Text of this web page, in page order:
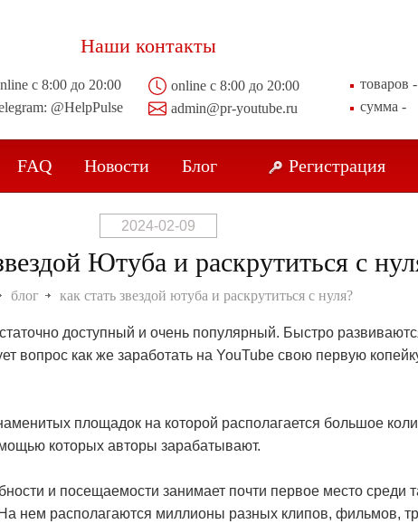
Наши контакты
с 8:00 до 20:00
@HelpPulse
online с 8:00 до 20:00
admin@pr-youtube.ru
товаров -
сумма -
FAQ Новости Блог Регистрация
2024-02-09
Ютуба и раскрутиться с
блог как стать звездой ютуба и раскрутиться с нуля?
доступный и очень популярный. Быстро
вопрос как же заработать на YouTube свою первую
площадок на которой располагается большое
которых авторы зарабатывают.
и посещаемости занимает почти первое место среди
нем располагаются миллионы разных клипов, фильмов,